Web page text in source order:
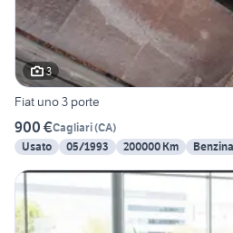
3
Fiat uno 3 porte
900 €Cagliari(CA)
Usato
05/1993 200000 Km Benzina